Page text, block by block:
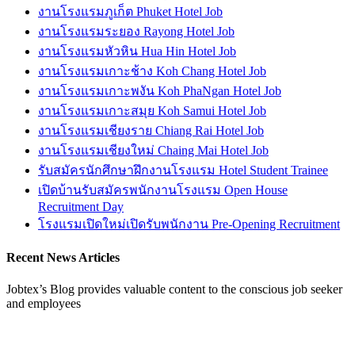
งานโรงแรมภูเก็ต Phuket Hotel Job
งานโรงแรมระยอง Rayong Hotel Job
งานโรงแรมหัวหิน Hua Hin Hotel Job
งานโรงแรมเกาะช้าง Koh Chang Hotel Job
งานโรงแรมเกาะพงัน Koh PhaNgan Hotel Job
งานโรงแรมเกาะสมุย Koh Samui Hotel Job
งานโรงแรมเชียงราย Chiang Rai Hotel Job
งานโรงแรมเชียงใหม่ Chaing Mai Hotel Job
รับสมัครนักศึกษาฝึกงานโรงแรม Hotel Student Trainee
เปิดบ้านรับสมัครพนักงานโรงแรม Open House
Recruitment Day
โรงแรมเปิดใหม่เปิดรับพนักงาน Pre-Opening Recruitment
Recent News Articles
Jobtex’s Blog provides valuable content to the conscious job seeker
and employees